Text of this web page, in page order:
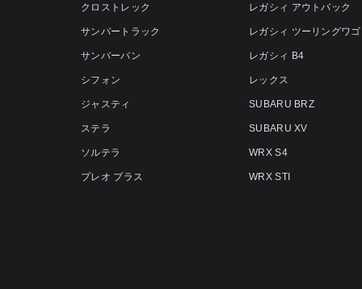
クロストレック
サンバートラック
サンバーバン
シフォン
ジャスティ
ステラ
ソルテラ
プレオ プラス
レガシィ アウトバック
レガシィ ツーリングワ
レガシィ B4
レックス
SUBARU BRZ
SUBARU XV
WRX S4
WRX STI